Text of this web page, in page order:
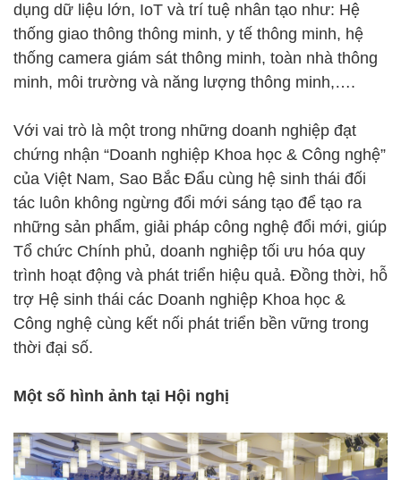
dụng dữ liệu lớn, IoT và trí tuệ nhân tạo như: Hệ
thống giao thông thông minh, y tế thông minh, hệ
thống camera giám sát thông minh, toàn nhà thông
minh, môi trường và năng lượng thông minh,….
Với vai trò là một trong những doanh nghiệp đạt
chứng nhận “Doanh nghiệp Khoa học & Công nghệ”
của Việt Nam, Sao Bắc Đẩu cùng hệ sinh thái đối
tác luôn không ngừng đổi mới sáng tạo để tạo ra
những sản phẩm, giải pháp công nghệ đổi mới, giúp
Tổ chức Chính phủ, doanh nghiệp tối ưu hóa quy
trình hoạt động và phát triển hiệu quả. Đồng thời, hỗ
trợ Hệ sinh thái các Doanh nghiệp Khoa học &
Công nghệ cùng kết nối phát triển bền vững trong
thời đại số.
Một số hình ảnh tại Hội nghị